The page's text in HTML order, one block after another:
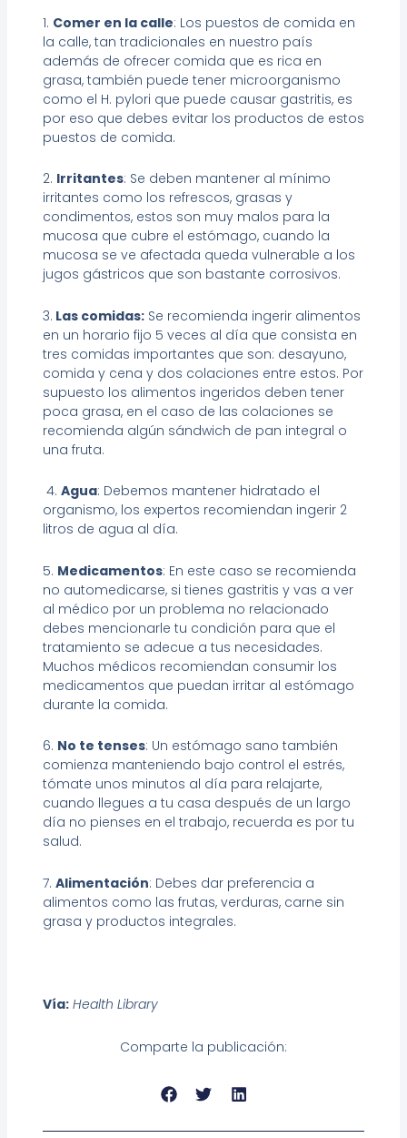
1. Comer en la calle: Los puestos de comida en
la calle, tan tradicionales en nuestro país
además de ofrecer comida que es rica en
grasa, también puede tener microorganismo
como el H. pylori que puede causar gastritis, es
por eso que debes evitar los productos de estos
puestos de comida.
2. Irritantes: Se deben mantener al mínimo
irritantes como los refrescos, grasas y
condimentos, estos son muy malos para la
mucosa que cubre el estómago, cuando la
mucosa se ve afectada queda vulnerable a los
jugos gástricos que son bastante corrosivos.
3. Las comidas: Se recomienda ingerir alimentos
en un horario fijo 5 veces al día que consista en
tres comidas importantes que son: desayuno,
comida y cena y dos colaciones entre estos. Por
supuesto los alimentos ingeridos deben tener
poca grasa, en el caso de las colaciones se
recomienda algún sándwich de pan integral o
una fruta.
4. Agua: Debemos mantener hidratado el
organismo, los expertos recomiendan ingerir 2
litros de agua al día.
5. Medicamentos: En este caso se recomienda
no automedicarse, si tienes gastritis y vas a ver
al médico por un problema no relacionado
debes mencionarle tu condición para que el
tratamiento se adecue a tus necesidades.
Muchos médicos recomiendan consumir los
medicamentos que puedan irritar al estómago
durante la comida.
6. No te tenses: Un estómago sano también
comienza manteniendo bajo control el estrés,
tómate unos minutos al día para relajarte,
cuando llegues a tu casa después de un largo
día no pienses en el trabajo, recuerda es por tu
salud.
7. Alimentación: Debes dar preferencia a
alimentos como las frutas, verduras, carne sin
grasa y productos integrales.
Vía: Health Library
Comparte la publicación: